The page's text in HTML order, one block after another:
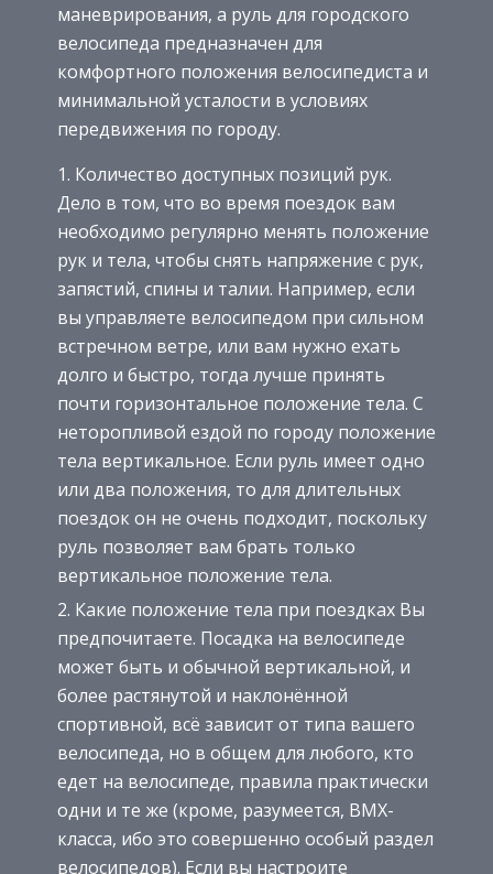
маневрирования, а руль для городского
велосипеда предназначен для
комфортного положения велосипедиста и
минимальной усталости в условиях
передвижения по городу.
Количество доступных позиций рук.
Дело в том, что во время поездок вам
необходимо регулярно менять положение
рук и тела, чтобы снять напряжение с рук,
запястий, спины и талии. Например, если
вы управляете велосипедом при сильном
встречном ветре, или вам нужно ехать
долго и быстро, тогда лучше принять
почти горизонтальное положение тела. С
неторопливой ездой по городу положение
тела вертикальное. Если руль имеет одно
или два положения, то для длительных
поездок он не очень подходит, поскольку
руль позволяет вам брать только
вертикальное положение тела.
Какие положение тела при поездках Вы
предпочитаете. Посадка на велосипеде
может быть и обычной вертикальной, и
более растянутой и наклонённой
спортивной, всё зависит от типа вашего
велосипеда, но в общем для любого, кто
едет на велосипеде, правила практически
одни и те же (кроме, разумеется, BMX-
класса, ибо это совершенно особый раздел
велосипедов). Если вы настроите